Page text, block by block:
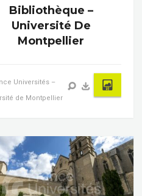
Bibliothèque –
Université De
Montpellier
Universités –
de Montpellier